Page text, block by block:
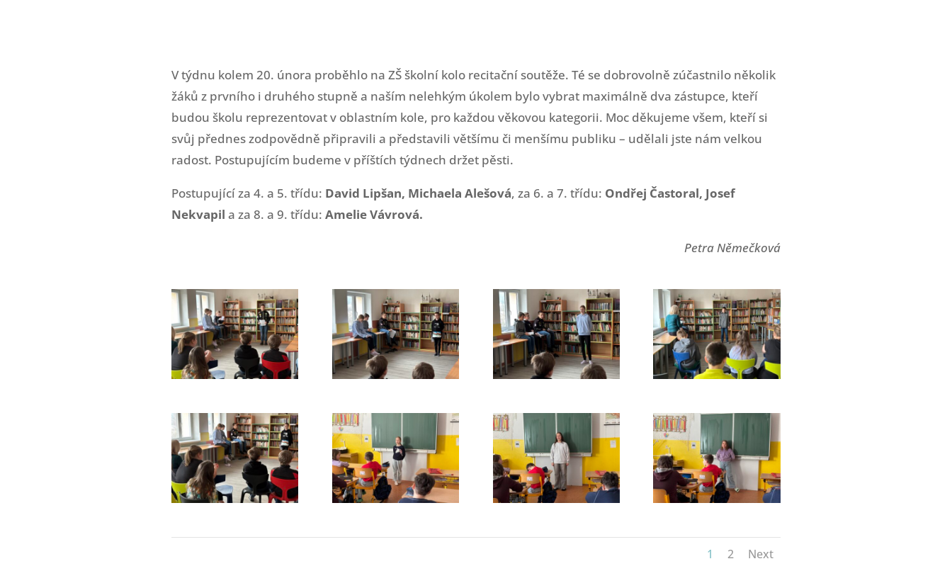
V týdnu kolem 20. února proběhlo na ZŠ školní kolo recitační soutěže. Té se dobrovolně zúčastnilo několik
žáků z prvního i druhého stupně a naším nelehkým úkolem bylo vybrat maximálně dva zástupce, kteří
budou školu reprezentovat v oblastním kole, pro každou věkovou kategorii. Moc děkujeme všem, kteří si
svůj přednes zodpovědně připravili a představili většímu či menšímu publiku – udělali jste nám velkou
radost. Postupujícím budeme v příštích týdnech držet pěsti.
Postupující za 4. a 5. třídu: David Lipšan, Michaela Alešová, za 6. a 7. třídu: Ondřej Častoral, Josef
Nekvapil a za 8. a 9. třídu: Amelie Vávrová.
Petra Němečková
1 2 Next